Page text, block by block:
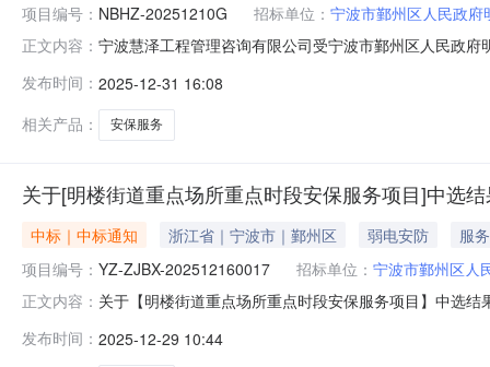
项目编号： NBHZ-20251210G 招标单位： 宁波市鄞州区人民政府
正文内容： 宁波慧泽工程管理咨询有限公司受宁波市鄞州区人民政
本概况介绍、用途预算金额服务期限一明楼街道重点场
根据中标人在上年度合同履约、考
发布时间： 2025-12-31 16:08
相关产品：
安保服务
关于[明楼街道重点场所重点时段安保服务项目]中选
中标｜中标通知 浙江省｜宁波市｜鄞州区 弱电安防
服务
项目编号： YZ-ZJBX-202512160017 招标单位： 宁波市鄞州区人
正文内容： 关于【明楼街道重点场所重点时段安保服务项目】中选
算：60万元采购项目名称：明楼街道重点场所重点时段
发布时间： 2025-12-29 10:44